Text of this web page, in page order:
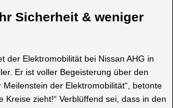
Sicherheit & weniger
der Elektromobilität bei Nissan AHG in
Er ist voller Begeisterung über den
Meilenstein der Elektromobilität“, betonte
Kreise zieht!“ Verblüffend sei, dass in den